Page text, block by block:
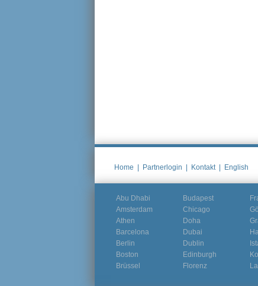
Home Partnerlogin Kontakt English
Abu Dhabi
Amsterdam
Athen
Barcelona
Berlin
Boston
Brüssel
Budapest
Chicago
Doha
Dubai
Dublin
Edinburgh
Florenz